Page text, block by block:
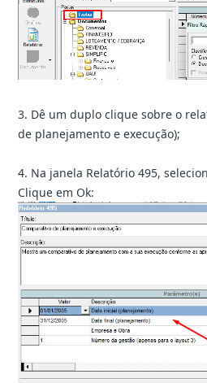
3. Dê um duplo clique sobre o
de planejamento e execução);
4. Na janela Relatório 495,
Clique em Ok: